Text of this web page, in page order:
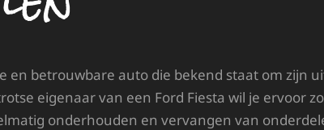
en betrouwbare auto die bekend staat om zijn
eigenaar van een Ford Fiesta wil je ervoor
onderhouden en vervangen van